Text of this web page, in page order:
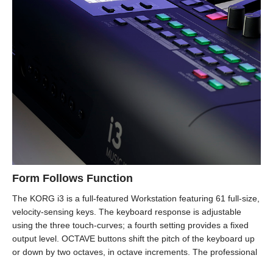
Form Follows Function
The KORG i3 is a full-featured Workstation featuring 61 full-size,
velocity-sensing keys. The keyboard response is adjustable
using the three touch-curves; a fourth setting provides a fixed
output level. OCTAVE buttons shift the pitch of the keyboard up
or down by two octaves, in octave increments. The professional